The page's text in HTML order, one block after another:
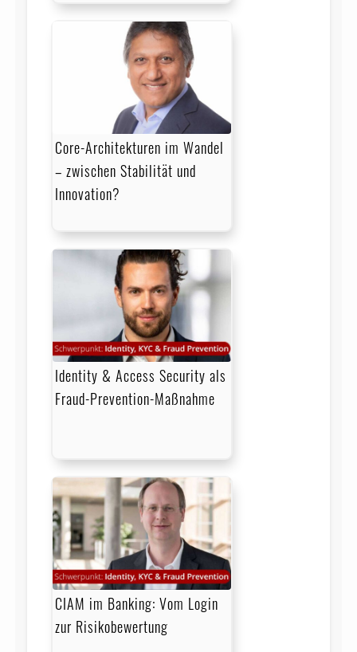
Core-Architekturen im Wandel
– zwischen Stabilität und
Innovation?
Identity & Access Security als
Fraud-Prevention-Maßnahme
CIAM im Banking: Vom Login
zur Risikobewertung